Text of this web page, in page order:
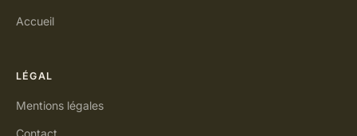
Accueil
LÉGAL
Mentions légales
Contact